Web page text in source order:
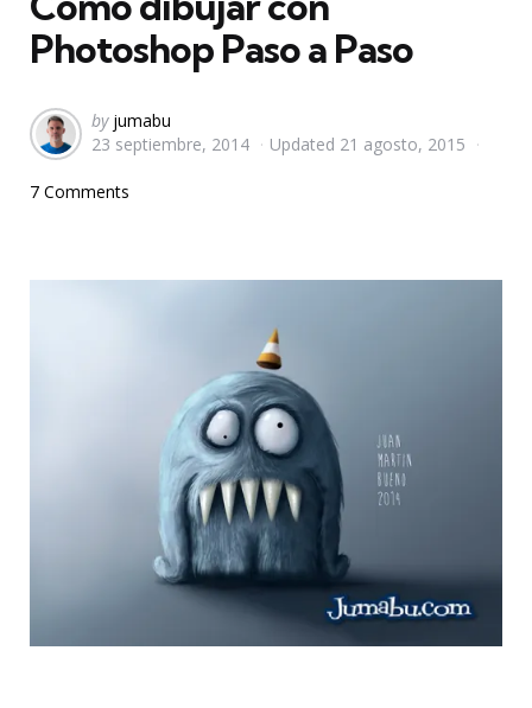
Photoshop Paso a Paso
Posted
by
by jumabu
23 septiembre, 2014
Updated 21 agosto, 2015
7 Comments